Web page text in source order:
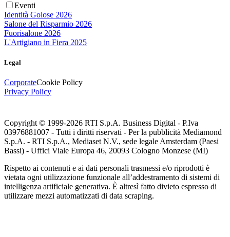
Eventi
Identità Golose 2026
Salone del Risparmio 2026
Fuorisalone 2026
L'Artigiano in Fiera 2025
Legal
CorporateCookie Policy
Privacy Policy
Copyright © 1999-2026 RTI S.p.A. Business Digital - P.Iva
03976881007 - Tutti i diritti riservati - Per la pubblicità Mediamond
S.p.A. - RTI S.p.A., Mediaset N.V., sede legale Amsterdam (Paesi
Bassi) - Uffici Viale Europa 46, 20093 Cologno Monzese (MI)
Rispetto ai contenuti e ai dati personali trasmessi e/o riprodotti è
vietata ogni utilizzazione funzionale all’addestramento di sistemi di
intelligenza artificiale generativa. È altresì fatto divieto espresso di
utilizzare mezzi automatizzati di data scraping.